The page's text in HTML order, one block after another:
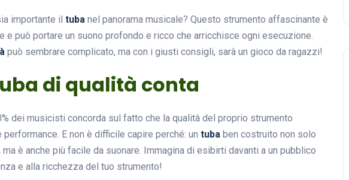
importante il tuba nel panorama musicale? Questo strumento affascinante è
e può portare un suono profondo e ricco che arricchisce ogni esecuzione.
può sembrare complicato, ma con i giusti consigli, sarà un gioco da ragazzi!
di qualità conta
dei musicisti concorda sul fatto che la qualità del proprio strumento
E non è difficile capire perché: un tuba ben costruito non solo
è anche più facile da suonare. Immagina di esibirti davanti a un pubblico
e alla ricchezza del tuo strumento!